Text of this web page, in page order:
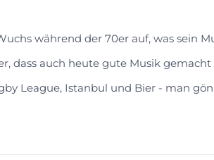
während der 70er auf, was sein
dass auch heute gute Musik gemacht
League, Istanbul und Bier - man